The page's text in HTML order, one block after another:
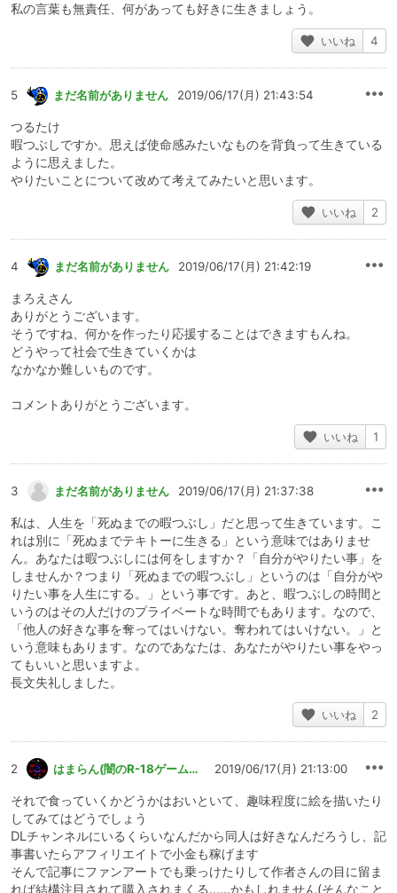
私の言葉も無責任、何があっても好きに生きましょう。
いいね 4
5 まだ名前がありません 2019/06/17(月) 21:43:54
つるたけ
暇つぶしですか。思えば使命感みたいなものを背負って生きている
ように思えました。
やりたいことについて改めて考えてみたいと思います。
いいね 2
4 まだ名前がありません 2019/06/17(月) 21:42:19
まろえさん
ありがとうございます。
そうですね、何かを作ったり応援することはできますもんね。
どうやって社会で生きていくかは
なかなか難しいものです。
コメントありがとうございます。
いいね 1
3 まだ名前がありません 2019/06/17(月) 21:37:38
私は、人生を「死ぬまでの暇つぶし」だと思って生きています。こ
れは別に「死ぬまでテキトーに生きる」という意味ではありませ
ん。あなたは暇つぶしには何をしますか？「自分がやりたい事」を
しませんか？つまり「死ぬまでの暇つぶし」というのは「自分がや
りたい事を人生にする。」という事です。あと、暇つぶしの時間と
いうのはその人だけのプライベートな時間でもあります。なので、
「他人の好きな事を奪ってはいけない。奪われてはいけない。」と
いう意味もあります。なのであなたは、あなたがやりたい事をやっ
てもいいと思いますよ。
長文失礼しました。
いいね 2
2 はまらん(闇のR-18ゲーム製作魔法使い) 2019/06/17(月) 21:13:00
それで食っていくかどうかはおいといて、趣味程度に絵を描いたり
してみてはどうでしょう
DLチャンネルにいるくらいなんだから同人は好きなんだろうし、記
事書いたらアフィリエイトで小金も稼げます
そんで記事にファンアートでも乗っけたりして作者さんの目に留ま
れば結構注目されて購入されまくる……かもしれません(そんなこと